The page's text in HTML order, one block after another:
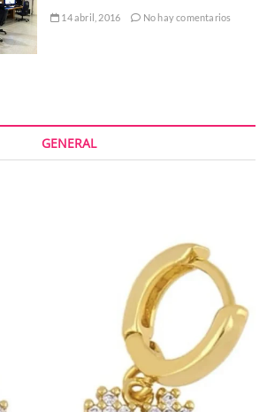
14 abril, 2016 No hay comentarios
GENERAL